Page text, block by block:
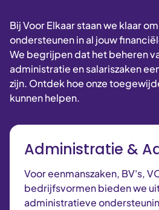
Bij Voor Elkaar staan we klaar
ondersteunen in al jouw
We begrijpen dat het beheren
administratie en salariszaken
zijn. Ontdek hoe onze
kunnen helpen.
Administratie &
Voor eenmanszaken, BV's,
bedrijfsvormen bieden we
administratieve